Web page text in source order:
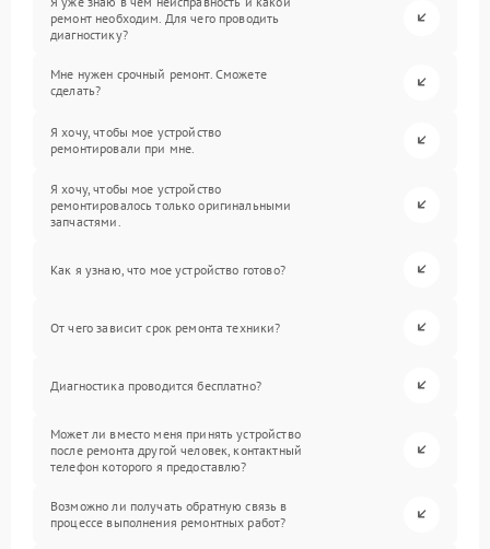
ремонт необходим. Для чего проводить
диагностику?
Мне нужен срочный ремонт. Сможете
сделать?
Я хочу, чтобы мое устройство
ремонтировали при мне.
Я хочу, чтобы мое устройство
ремонтировалось только оригинальными
запчастями.
Как я узнаю, что мое устройство готово?
От чего зависит срок ремонта техники?
Диагностика проводится бесплатно?
Может ли вместо меня принять устройство
после ремонта другой человек, контактный
телефон которого я предоставлю?
Возможно ли получать обратную связь в
процессе выполнения ремонтных работ?